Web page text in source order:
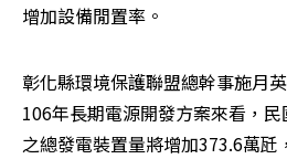
增加設備閒置率。
彰化縣環境保護聯盟總幹事施月
106年長期電源開發方案來看，
之總發電裝置量將增加373.6萬